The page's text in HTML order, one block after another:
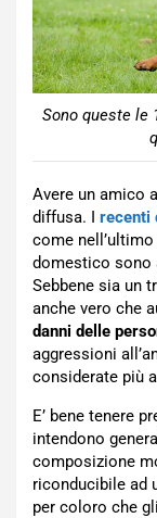
Sono queste le
Avere un amico
diffusa. I recenti
come
domestico sono
Sebbene sia un
anche vero che
danni delle
aggressioni
considerate più
E’ bene tenere
intendono
composizione
riconducibile ad
per coloro che